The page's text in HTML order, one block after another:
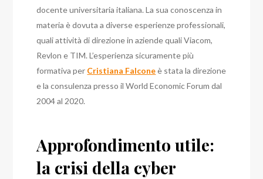
docente universitaria italiana.La sua conoscenza in
materia è dovuta a diverse esperienze professionali,
quali attività di direzione in aziende quali Viacom,
Revlon e TIM.L’esperienza sicuramente più
formativa per Cristiana Falconeè stata la direzione
e la consulenza presso il World Economic Forum dal
2004 al 2020.
Approfondimento utile:
la crisi della cyber